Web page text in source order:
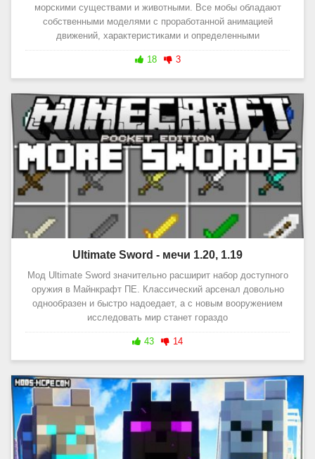
морскими существами и животными. Все мобы обладают
собственными моделями с проработанной анимацией
движений, характеристиками и определенными
18 3
Ultimate Sword - мечи 1.20, 1.19
Мод Ultimate Sword значительно расширит набор доступного
оружия в Майнкрафт ПЕ. Классический арсенал довольно
однообразен и быстро надоедает, а с новым вооружением
исследовать мир станет гораздо
43 14